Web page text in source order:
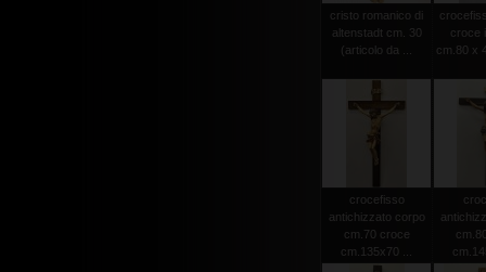
cristo romanico di
altenstadt cm. 30
(articolo da ...
croce
cm.80 x
crocefisso
antichizzato corpo
cm.70 croce
cm.135x70 ...